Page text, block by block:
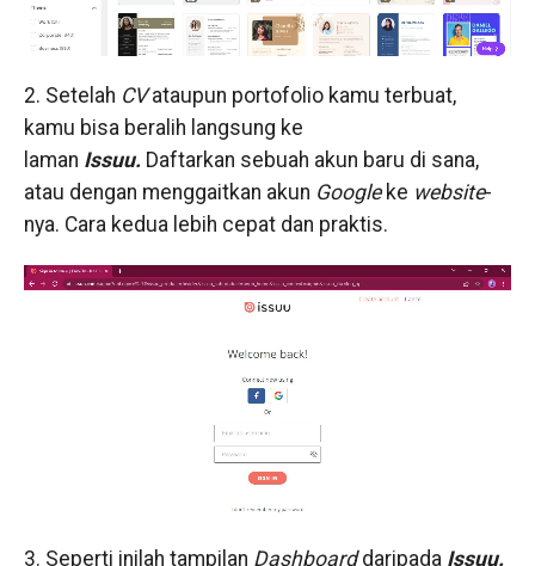
2. Setelah CVataupun portofolio kamu terbuat,
kamu bisa beralih langsung ke
laman Issuu. Daftarkan sebuah akun baru di sana,
atau dengan menggaitkan akun Google ke website-
nya. Cara kedua lebih cepat dan praktis.
3. Seperti inilah tampilan Dashboarddaripada Issuu.